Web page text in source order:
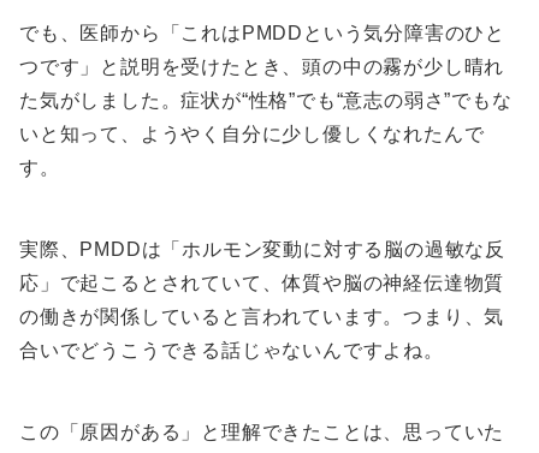
でも、医師から「これはPMDDという気分障害のひと
つです」と説明を受けたとき、頭の中の霧が少し晴れ
た気がしました。症状が“性格”でも“意志の弱さ”でもな
いと知って、ようやく自分に少し優しくなれたんで
す。
実際、PMDDは「ホルモン変動に対する脳の過敏な反
応」で起こるとされていて、体質や脳の神経伝達物質
の働きが関係していると言われています。つまり、気
合いでどうこうできる話じゃないんですよね。
この「原因がある」と理解できたことは、思っていた